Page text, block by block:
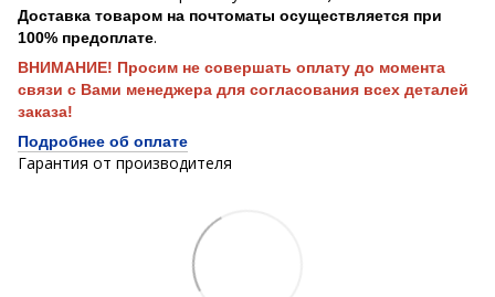
Доставка товаром на почтоматы осуществляется при
100% предоплате.
ВНИМАНИЕ! Просим не совершать оплату до момента
связи с Вами менеджера для согласования всех деталей
заказа!
Подробнее об оплате
Гарантия от производителя